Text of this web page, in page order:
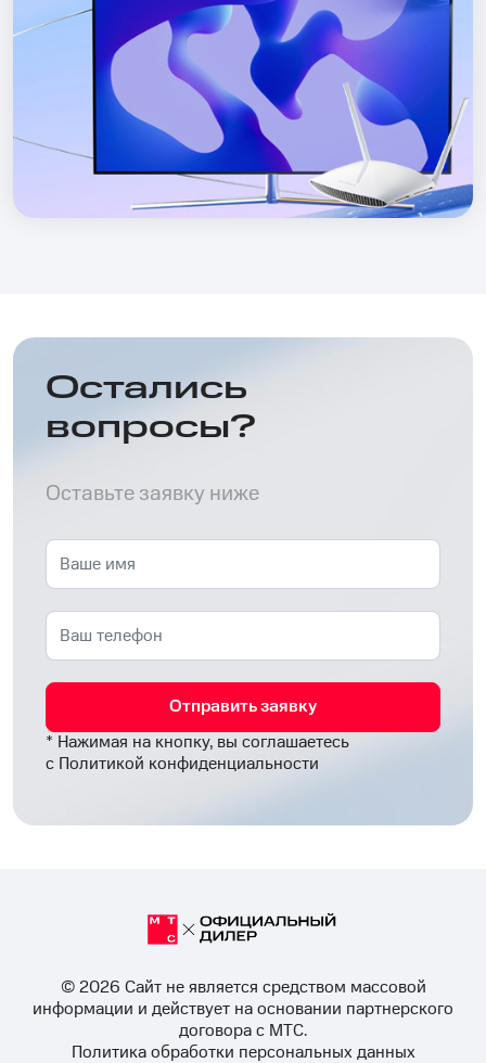
Остались
вопросы?
Оставьте заявку ниже
Отправить заявку
* Нажимая на кнопку, вы соглашаетесь
с Политикой конфиденциальности
© 2026 Cайт не является средством массовой
информации и действует на основании партнерского
договора с МТС.
Политика обработки персональных данных